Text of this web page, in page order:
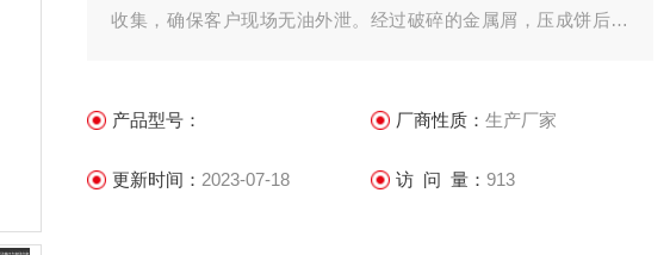
收集，确保客户现场无油外泄。经过破碎的金属屑，压成饼后，
产品型号： 厂商性质： 生产厂家
更新时间： 2023-07-18 访 问 量： 913